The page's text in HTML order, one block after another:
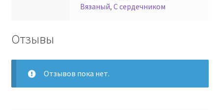
Вязаный,С сердечником
Отзывы
Отзывов пока нет.